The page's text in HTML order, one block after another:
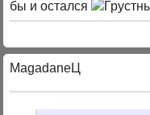
бы и остался
MagadaneЦ